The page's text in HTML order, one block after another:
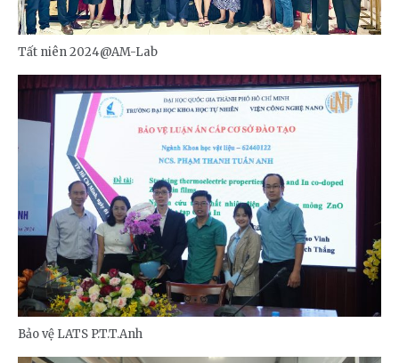
Tất niên 2024@AM-Lab
Bảo vệ LATS P.T.T.Anh